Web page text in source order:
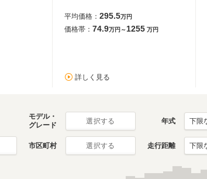
平均価格： 295.5万円
価格帯： 74.9万円～1255 万円
詳しく見る
モデル・
グレード
選択する 年式
市区町村 選択する 走行距離